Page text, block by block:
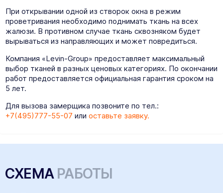
При открывании одной из створок окна в режим
проветривания необходимо поднимать ткань на всех
жалюзи. В противном случае ткань сквозняком будет
вырываться из направляющих и может повредиться.
Компания «Levin-Group» предоставляет максимальный
выбор тканей в разных ценовых категориях. По окончании
работ предоставляется официальная гарантия сроком на
5 лет.
Для вызова замерщика позвоните по тел.:
+7(495)777-55-07 или оставьте заявку.
СХЕМАРАБОТЫ